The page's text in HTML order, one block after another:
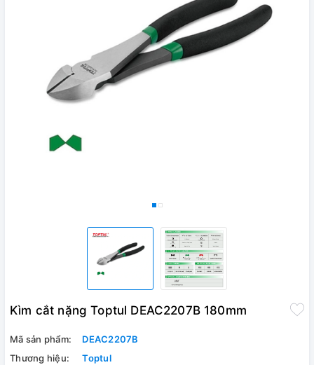
Kìm cắt nặng Toptul DEAC2207B 180mm
Mã sản phẩm:
DEAC2207B
Thương hiệu:
Toptul